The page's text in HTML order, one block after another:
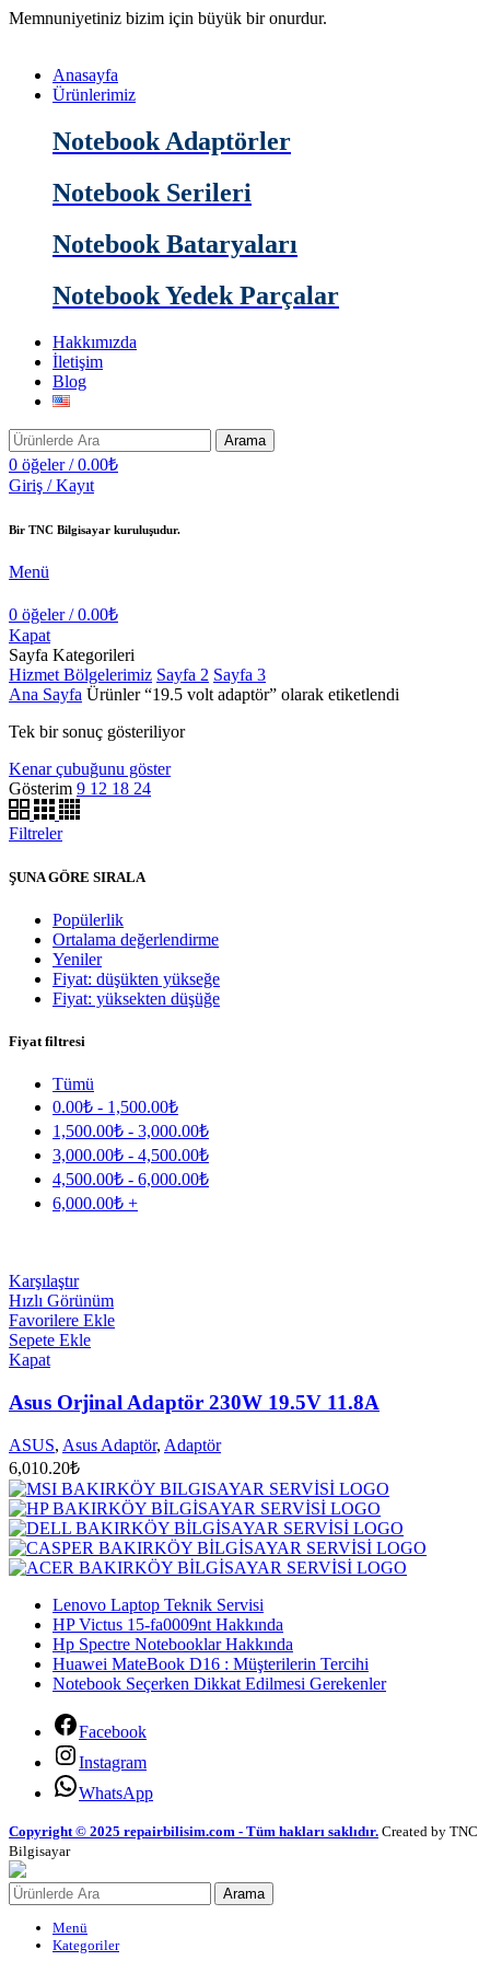
Memnuniyetiniz bizim için büyük bir onurdur.
Anasayfa
Ürünlerimiz
Notebook Adaptörler
Notebook Serileri
Notebook Bataryaları
Notebook Yedek Parçalar
Hakkımızda
İletişim
Blog
Arama
0 öğeler / 0.00₺
Giriş / Kayıt
Bir TNC Bilgisayar kuruluşudur.
Menü
0 öğeler / 0.00₺
Kapat
Sayfa Kategorileri
Hizmet Bölgelerimiz Sayfa 2 Sayfa 3
Ana Sayfa Ürünler “19.5 volt adaptör” olarak etiketlendi
Tek bir sonuç gösteriliyor
Kenar çubuğunu göster
Gösterim 9 12 18 24
Filtreler
ŞUNA GÖRE SIRALA
Popülerlik
Ortalama değerlendirme
Yeniler
Fiyat: düşükten yükseğe
Fiyat: yüksekten düşüğe
Fiyat filtresi
Tümü
0.00₺ - 1,500.00₺
1,500.00₺ - 3,000.00₺
3,000.00₺ - 4,500.00₺
4,500.00₺ - 6,000.00₺
6,000.00₺ +
Karşılaştır
Hızlı Görünüm
Favorilere Ekle
Sepete Ekle
Kapat
Asus Orjinal Adaptör 230W 19.5V 11.8A
ASUS, Asus Adaptör, Adaptör
6,010.20₺
Lenovo Laptop Teknik Servisi
HP Victus 15-fa0009nt Hakkında
Hp Spectre Notebooklar Hakkında
Huawei MateBook D16 : Müşterilerin Tercihi
Notebook Seçerken Dikkat Edilmesi Gerekenler
Facebook
Instagram
WhatsApp
Copyright © 2025 repairbilisim.com - Tüm hakları saklıdır. Created by TNC
Bilgisayar
Arama
Menü
Kategoriler